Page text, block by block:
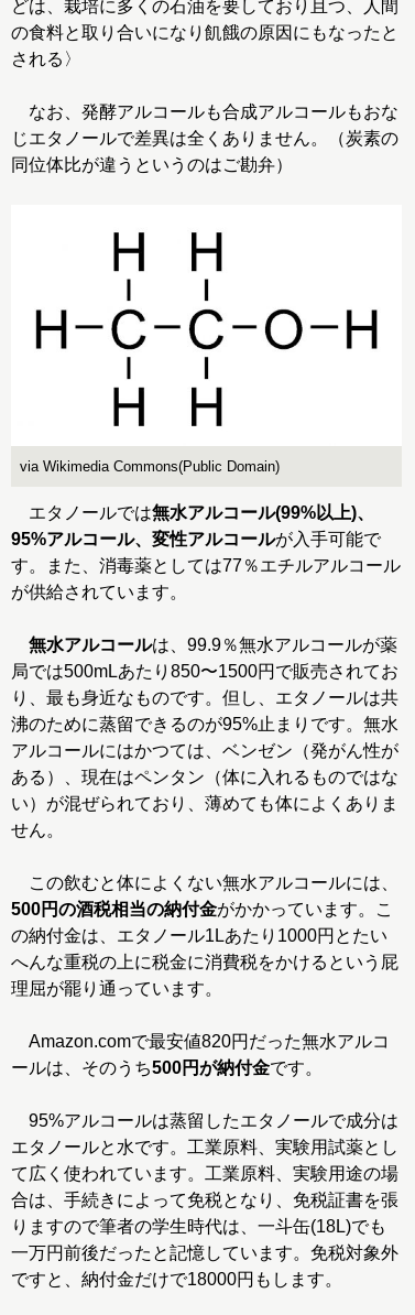
どは、栽培に多くの石油を要しており且つ、人間
の食料と取り合いになり飢餓の原因にもなったと
される〉
なお、発酵アルコールも合成アルコールもおな
じエタノールで差異は全くありません。（炭素の
同位体比が違うというのはご勘弁）
via Wikimedia Commons(Public Domain)
エタノールでは無水アルコール(99%以上)、
95%アルコール、変性アルコールが入手可能で
す。また、消毒薬としては77％エチルアルコール
が供給されています。
無水アルコールは、99.9％無水アルコールが薬
局では500mLあたり850〜1500円で販売されてお
り、最も身近なものです。但し、エタノールは共
沸のために蒸留できるのが95%止まりです。無水
アルコールにはかつては、ベンゼン（発がん性が
ある）、現在はペンタン（体に入れるものではな
い）が混ぜられており、薄めても体によくありま
せん。
この飲むと体によくない無水アルコールには、
500円の酒税相当の納付金がかかっています。こ
の納付金は、エタノール1Lあたり1000円とたい
へんな重税の上に税金に消費税をかけるという屁
理屈が罷り通っています。
Amazon.comで最安値820円だった無水アルコ
ールは、そのうち500円が納付金です。
95%アルコールは蒸留したエタノールで成分は
エタノールと水です。工業原料、実験用試薬とし
て広く使われています。工業原料、実験用途の場
合は、手続きによって免税となり、免税証書を張
りますので筆者の学生時代は、一斗缶(18L)でも
一万円前後だったと記憶しています。免税対象外
ですと、納付金だけで18000円もします。